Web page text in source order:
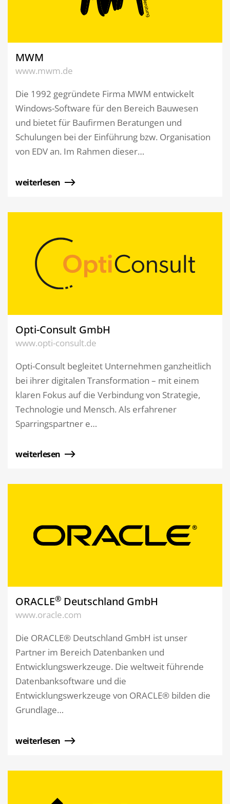
MWM
www.mwm.de
Die 1992 gegründete Firma MWM entwickelt
Windows-Software für den Bereich Bauwesen
und bietet für Baufirmen Beratungen und
Schulungen bei der Einführung bzw. Organisation
von EDV an. Im Rahmen dieser…
weiterlesen
Opti-Consult GmbH
www.opti-consult.de
Opti-Consult begleitet Unternehmen ganzheitlich
bei ihrer digitalen Transformation – mit einem
klaren Fokus auf die Verbindung von Strategie,
Technologie und Mensch. Als erfahrener
Sparringspartner e…
weiterlesen
ORACLE® Deutschland GmbH
www.oracle.com
Die ORACLE® Deutschland GmbH ist unser
Partner im Bereich Datenbanken und
Entwicklungswerkzeuge. Die weltweit führende
Datenbanksoftware und die
Entwicklungswerkzeuge von ORACLE® bilden die
Grundlage…
weiterlesen